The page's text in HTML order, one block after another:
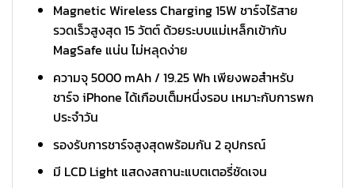
Magnetic Wireless Charging 15W ชาร์จไร้สาย
รวดเร็วสูงสุด 15 วัตต์ ด้วยระบบแม่เหล็กเข้ากับ
MagSafe แน่น ไม่หลุดง่าย
ความจุ 5000 mAh / 19.25 Wh เพียงพอสำหรับ
ชาร์จ iPhone ได้เกือบเต็มหนึ่งรอบ เหมาะกับการพก
ประจำวัน
รองรับการชาร์จสูงสุดพร้อมกัน 2 อุปกรณ์
มี LCD Light แสดงสถานะแบตเตอรี่ชัดเจน